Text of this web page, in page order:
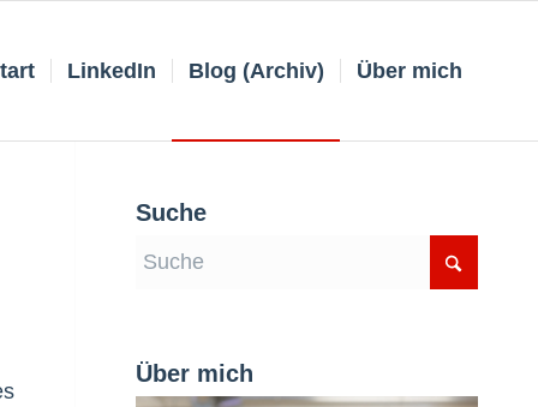
LinkedIn Blog (Archiv) Über mich
Suche
Über mich